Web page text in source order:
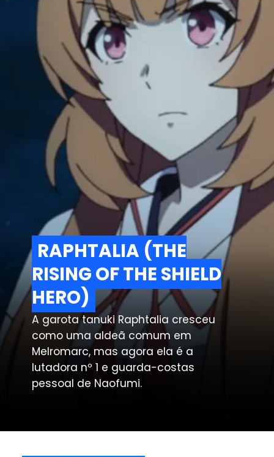
RAPHTALIA (THE
RISING OF THE SHIELD
HERO)
RAPHTALIA (THE
RISING OF THE SHIELD
HERO)
A garota tanuki Raphtalia cresceu
como uma aldeã comum em
Melromarc, mas agora ela é a
lutadora nº 1 e guarda-costas
pessoal de Naofumi.